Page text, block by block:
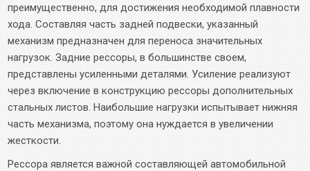
преимущественно, для достижения необходимой плавности
хода. Составляя часть задней подвески, указанный
механизм предназначен для переноса значительных
нагрузок. Задние рессоры, в большинстве своем,
представлены усиленными деталями. Усиление реализуют
через включение в конструкцию рессоры дополнительных
стальных листов. Наибольшие нагрузки испытывает нижняя
часть механизма, поэтому она нуждается в увеличении
жесткости.
Рессора является важной составляющей автомобильной